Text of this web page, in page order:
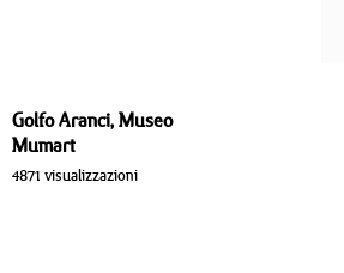
Golfo Aranci, Museo
Mumart
4871 visualizzazioni